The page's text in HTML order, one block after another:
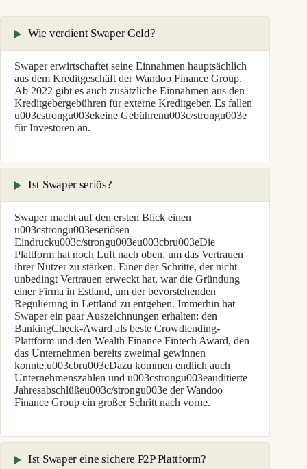
Wie verdient Swaper Geld?
Swaper erwirtschaftet seine Einnahmen hauptsächlich
aus dem Kreditgeschäft der Wandoo Finance Group.
Ab 2022 gibt es auch zusätzliche Einnahmen aus den
Kreditgebergebühren für externe Kreditgeber. Es fallen
u003cstrongu003ekeine Gebührenu003c/strongu003e
für Investoren an.
Ist Swaper seriös?
Swaper macht auf den ersten Blick einen
u003cstrongu003eseriösen
Eindrucku003c/strongu003eu003cbru003eDie
Plattform hat noch Luft nach oben, um das Vertrauen
ihrer Nutzer zu stärken. Einer der Schritte, der nicht
unbedingt Vertrauen erweckt hat, war die Gründung
einer Firma in Estland, um der bevorstehenden
Regulierung in Lettland zu entgehen. Immerhin hat
Swaper ein paar Auszeichnungen erhalten: den
BankingCheck-Award als beste Crowdlending-
Plattform und den Wealth Finance Fintech Award, den
das Unternehmen bereits zweimal gewinnen
konnte.u003cbru003eDazu kommen endlich auch
Unternehmenszahlen und u003cstrongu003eauditierte
Jahresabschlüßeu003c/strongu003e der Wandoo
Finance Group ein großer Schritt nach vorne.
Ist Swaper eine sichere P2P Plattform?